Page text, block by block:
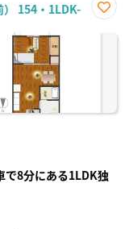
154・1LDK-
に入
で8分にある1LDK独